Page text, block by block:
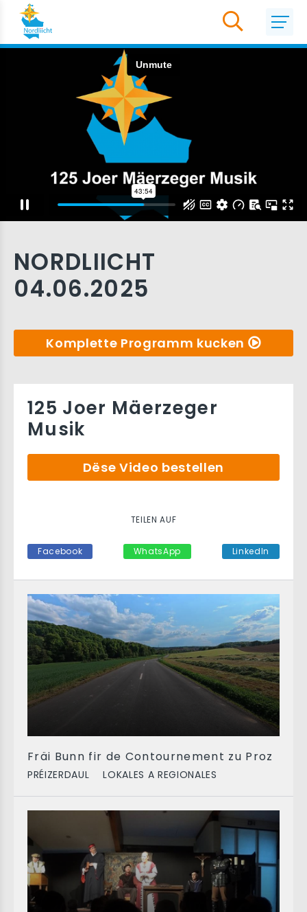
NORDLIICHT
04.06.2025
Komplette Programm kucken
Fräi Bunn fir de Contournement zu Proz
PRÉIZERDAUL LOKALES A REGIONALES
125 Joer Mäerzeger
Musik
Dëse Video bestellen
TEILEN AUF
Facebook WhatsApp LinkedIn